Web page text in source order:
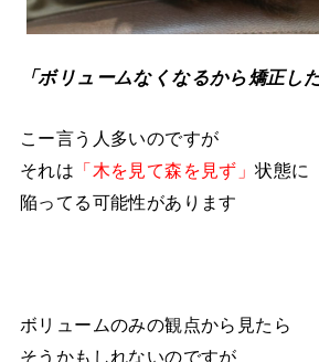
「ボリュームなくなるから矯正し
こー言う人多いのですが
それは 「木を見て森を見ず」状態に
陥ってる可能性があります
ボリュームのみの観点から見たら
そうかもしれないのですが